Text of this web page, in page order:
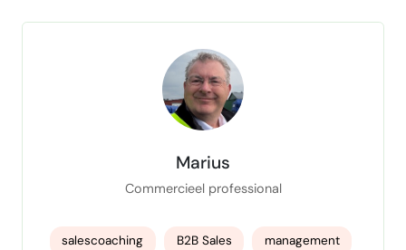
Zelfvertrouwen Opbouwen kritisch denken
Marius
Commercieel professional
salescoaching B2B Sales management